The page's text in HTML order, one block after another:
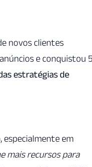
novos clientes
e conquistou
estratégias de
especialmente em
mais recursos para